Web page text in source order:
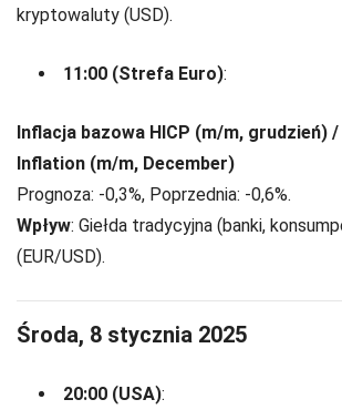
kryptowaluty (USD).
11:00 (Strefa Euro):
Inflacja bazowa HICP (m/m, grudzień) /
Inflation (m/m, December)
Prognoza: -0,3%, Poprzednia: -0,6%.
Wpływ: Giełda tradycyjna (banki,
(EUR/USD).
Środa, 8 stycznia 2025
20:00 (USA):